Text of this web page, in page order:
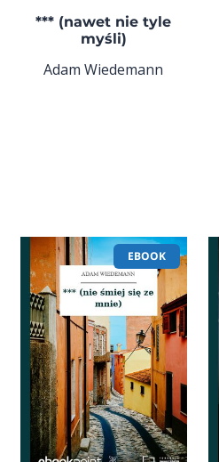
*** (nawet nie tyle
myśli)
Adam Wiedemann
EBOOK